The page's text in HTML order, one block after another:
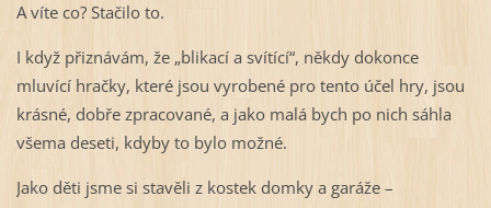
A víte co? Stačilo to.
I když přiznávám, že „blikací a svítící“, někdy dokonce
mluvící hračky, které jsou vyrobené pro tento účel hry, jsou
krásné, dobře zpracované, a jako malá bych po nich sáhla
všema deseti, kdyby to bylo možné.
Jako děti jsme si stavěli z kostek domky a garáže –